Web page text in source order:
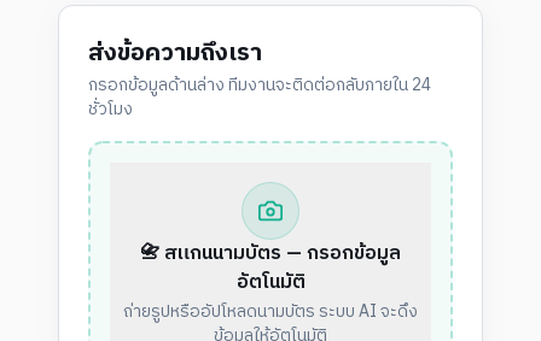
ส่งข้อความถึงเรา
กรอกข้อมูลด้านล่าง ทีมงานจะติดต่อกลับภายใน 24
ชั่วโมง
📇 สแกนนามบัตร — กรอกข้อมูล
อัตโนมัติ
ถ่ายรูปหรืออัปโหลดนามบัตร ระบบ AI จะดึง